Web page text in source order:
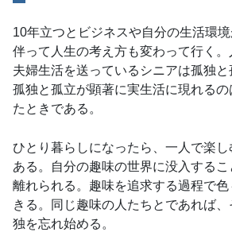
10年立つとビジネスや自分の生活環
伴って人生の考え方も変わって行く
夫婦生活を送っているシニアは孤独と
孤独と孤立が顕著に実生活に現れる
たときである。
ひとり暮らしになったら、一人で楽
ある。自分の趣味の世界に没入する
離れられる。趣味を追求する過程で
きる。同じ趣味の人たちとであれば
独を忘れ始める。